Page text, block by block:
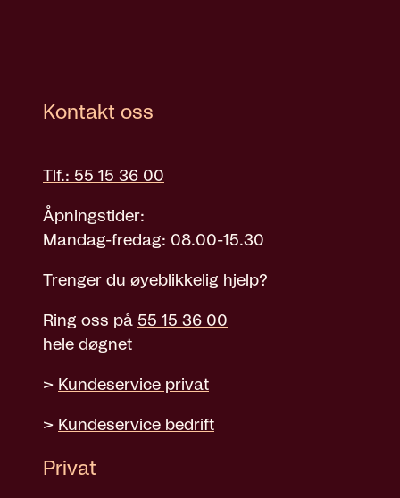
Kontakt oss
Tlf.: 55 15 36 00
Åpningstider:
Mandag-fredag: 08.00-15.30
Trenger du øyeblikkelig hjelp?
Ring oss på 55 15 36 00
hele døgnet
> Kundeservice privat
> Kundeservice bedrift
Privat